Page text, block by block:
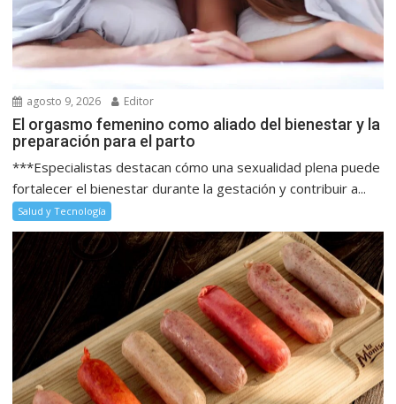
agosto 9, 2026 Editor
El orgasmo femenino como aliado del bienestar y la
preparación para el parto
***Especialistas destacan cómo una sexualidad plena puede
fortalecer el bienestar durante la gestación y contribuir a...
Salud y Tecnología